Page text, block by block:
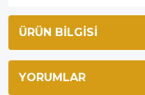
ÜRÜN BILGISI
YORUMLAR